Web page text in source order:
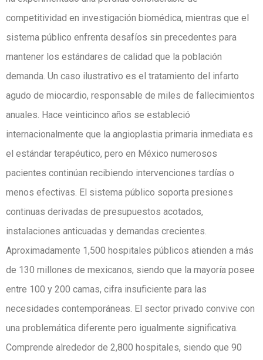
competitividad en investigación biomédica, mientras que el
sistema público enfrenta desafíos sin precedentes para
mantener los estándares de calidad que la población
demanda. Un caso ilustrativo es el tratamiento del infarto
agudo de miocardio, responsable de miles de fallecimientos
anuales. Hace veinticinco años se estableció
internacionalmente que la angioplastia primaria inmediata es
el estándar terapéutico, pero en México numerosos
pacientes continúan recibiendo intervenciones tardías o
menos efectivas. El sistema público soporta presiones
continuas derivadas de presupuestos acotados,
instalaciones anticuadas y demandas crecientes.
Aproximadamente 1,500 hospitales públicos atienden a más
de 130 millones de mexicanos, siendo que la mayoría posee
entre 100 y 200 camas, cifra insuficiente para las
necesidades contemporáneas. El sector privado convive con
una problemática diferente pero igualmente significativa.
Comprende alrededor de 2,800 hospitales, siendo que 90